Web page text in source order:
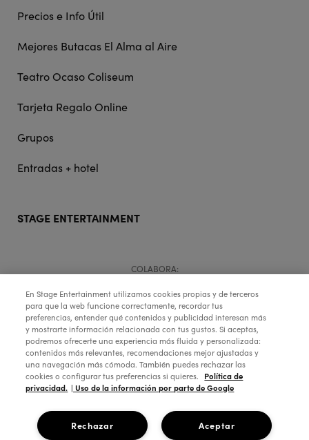
Precios e Info Útil
Mejores Butacas El Alma al Aire
Teatro Ocaso Coliseum
Tarjeta Regalo Online
Grupos
Entradas + hotel
STAGE ENTERTAINMENT
COLABORA:
Copyright © 2026 Stage Entertainment España
Política de Privacidad Política de Cookies
Configuración de Cookies
En Stage Entertainment utilizamos cookies propias y de terceros
para que la web funcione correctamente, recordar tus
preferencias, entender qué contenidos y publicidad interesan más
y mostrarte información relacionada con tus gustos. Si aceptas,
podremos ofrecerte una experiencia más fluida y personalizada:
contenidos más relevantes, recomendaciones mejor ajustadas y
una navegación más cómoda. También puedes rechazar las
cookies o configurar tus preferencias si quieres.
Política de
privacidad. | Uso de la información por parte de Google
Aceptar
Rechazar